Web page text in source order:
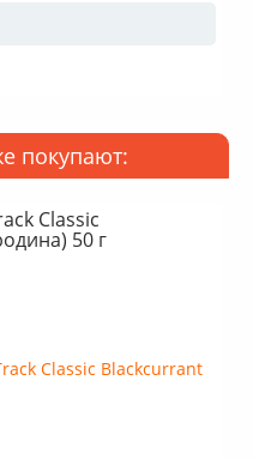
покупают:
Classic
50 г